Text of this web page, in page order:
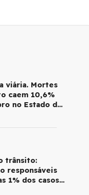
viária. Mortes
caem 10,6%
no Estado de
trânsito:
responsáveis
1% dos casos;